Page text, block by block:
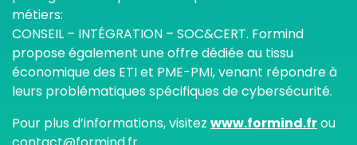
métiers:
CONSEIL – INTÉGRATION – SOC&CERT. Formind
propose également une offre dédiée au tissu
économique des ETI et PME-PMI, venant répondre à
leurs problématiques spécifiques de cybersécurité.
Pour plus d’informations, visitez www.formind.frou